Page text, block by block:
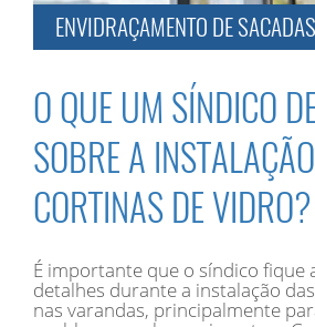
ENVIDRAÇAMENTO DE SACADAS
O QUE UM SÍNDICO
SOBRE A
CORTINAS DE VIDRO?
É importante que o síndico fique
detalhes durante a instalação
nas varandas, principalmente